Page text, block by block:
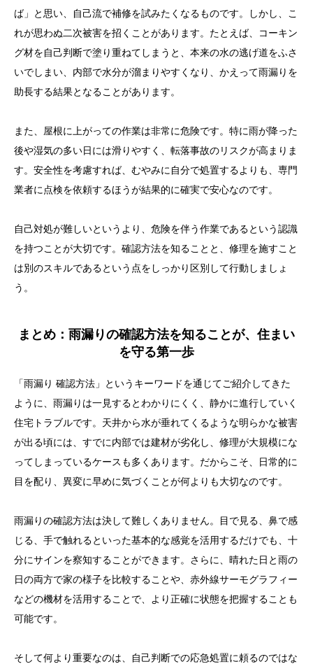
ば」と思い、自己流で補修を試みたくなるものです。しかし、こ
れが思わぬ二次被害を招くことがあります。たとえば、コーキン
グ材を自己判断で塗り重ねてしまうと、本来の水の逃げ道をふさ
いでしまい、内部で水分が溜まりやすくなり、かえって雨漏りを
助長する結果となることがあります。
また、屋根に上がっての作業は非常に危険です。特に雨が降った
後や湿気の多い日には滑りやすく、転落事故のリスクが高まりま
す。安全性を考慮すれば、むやみに自分で処置するよりも、専門
業者に点検を依頼するほうが結果的に確実で安心なのです。
自己対処が難しいというより、危険を伴う作業であるという認識
を持つことが大切です。確認方法を知ることと、修理を施すこと
は別のスキルであるという点をしっかり区別して行動しましょ
う。
まとめ：雨漏りの確認方法を知ることが、住まい
を守る第一歩
「雨漏り 確認方法」というキーワードを通じてご紹介してきた
ように、雨漏りは一見するとわかりにくく、静かに進行していく
住宅トラブルです。天井から水が垂れてくるような明らかな被害
が出る頃には、すでに内部では建材が劣化し、修理が大規模にな
ってしまっているケースも多くあります。だからこそ、日常的に
目を配り、異変に早めに気づくことが何よりも大切なのです。
雨漏りの確認方法は決して難しくありません。目で見る、鼻で感
じる、手で触れるといった基本的な感覚を活用するだけでも、十
分にサインを察知することができます。さらに、晴れた日と雨の
日の両方で家の様子を比較することや、赤外線サーモグラフィー
などの機材を活用することで、より正確に状態を把握することも
可能です。
そして何より重要なのは、自己判断での応急処置に頼るのではな